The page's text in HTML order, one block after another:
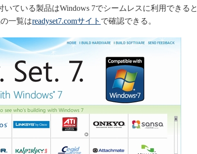
ている製品はWindows 7でシームレスに利用できると
一覧はreadyset7.comサイト で確認できる。